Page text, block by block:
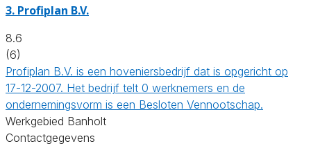
3. Profiplan B.V.
8.6
(6)
Profiplan B.V. is een hoveniersbedrijf dat is opgericht op
17-12-2007. Het bedrijf telt 0 werknemers en de
ondernemingsvorm is een Besloten Vennootschap.
Werkgebied Banholt
Contactgegevens